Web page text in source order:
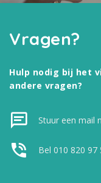
Vragen?
Hulp nodig bij het
andere vragen?
Stuur een mail
Bel 010 820 97